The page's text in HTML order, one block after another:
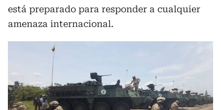
está preparado para responder a cualquier
amenaza internacional.